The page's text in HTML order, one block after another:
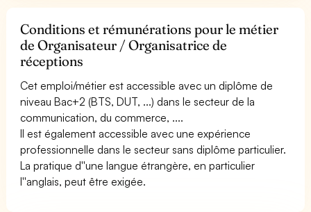
Conditions et rémunérations pour le métier
de Organisateur / Organisatrice de
réceptions
Cet emploi/métier est accessible avec un diplôme de
niveau Bac+2 (BTS, DUT, ...) dans le secteur de la
communication, du commerce, ....
Il est également accessible avec une expérience
professionnelle dans le secteur sans diplôme particulier.
La pratique d''une langue étrangère, en particulier
l''anglais, peut être exigée.